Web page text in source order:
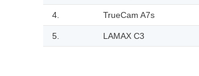
4. TrueCam A7s
5. LAMAX C3